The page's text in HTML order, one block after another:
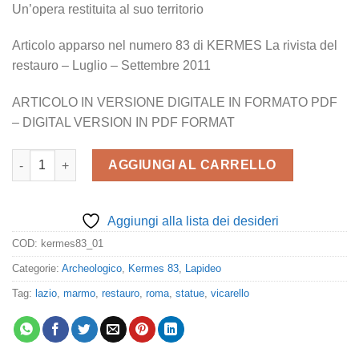
Un’opera restituita al suo territorio
Articolo apparso nel numero 83 di KERMES La rivista del
restauro – Luglio – Settembre 2011
ARTICOLO IN VERSIONE DIGITALE IN FORMATO PDF
– DIGITAL VERSION IN PDF FORMAT
L'Apollo di Vicarello - Un'opera restituita al suo territorio
AGGIUNGI AL CARRELLO
Aggiungi alla lista dei desideri
COD: kermes83_01
Categorie: Archeologico Kermes 83 Lapideo
Tag: lazio marmo restauro roma statue vicarello